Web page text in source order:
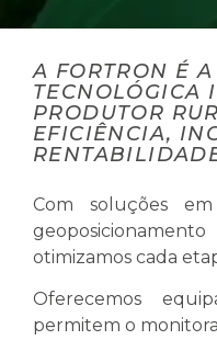
A FORTRON É
TECNOLÓGICA
PRODUTOR
EFICIÊNCIA,
Com soluções
otimizamos cada
Oferecemos
permitem o